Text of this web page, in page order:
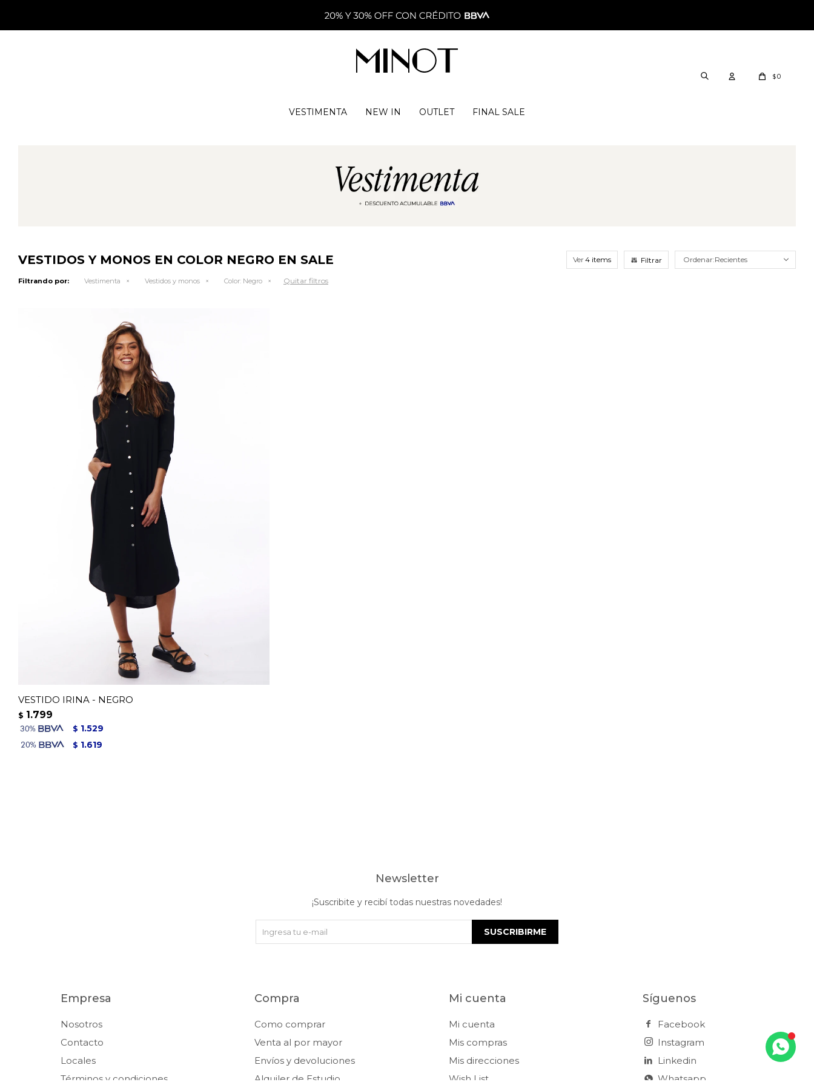
VESTIMENTA NEW IN OUTLET FINAL SALE
$0
VESTIDOS Y MONOS EN COLOR NEGRO EN SALE Ver Recientes
Filtrando por: Vestimenta Vestidos y monos Color: Negro Quitar filtros
VESTIDO IRINA - NEGRO
$ 1.799
$ 1.529
$ 1.619
Empresa
Nosotros
Contacto
Locales
Términos y condiciones
Compra
Como comprar
Venta al por mayor
Envíos y devoluciones
Alquiler de Estudio
Mi cuenta
Mi cuenta
Mis compras
Mis direcciones
Wish List
Síguenos
Facebook
Instagram
Linkedin
Whatsapp
Newsletter
¡Suscribite y recibí todas nuestras novedades!
SUSCRIBIRME